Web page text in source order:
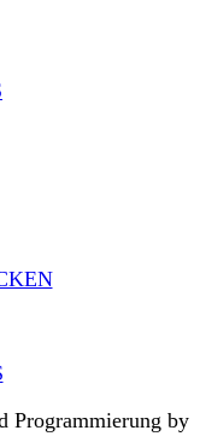
Programmierung by